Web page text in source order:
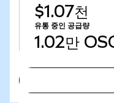
$1.07천
유통 중인 공급량
1.02만